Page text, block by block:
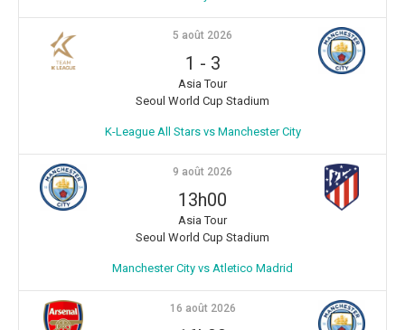
5 août 2026
1 - 3
Asia Tour
Seoul World Cup Stadium
K-League All Stars vs Manchester City
9 août 2026
13h00
Asia Tour
Seoul World Cup Stadium
Manchester City vs Atletico Madrid
16 août 2026